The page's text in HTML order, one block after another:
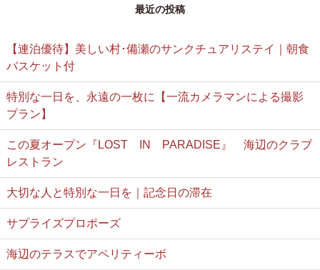
最近の投稿
【連泊優待】美しい村･備瀬のサンクチュアリステイ｜朝食
バスケット付
特別な一日を、永遠の一枚に【一流カメラマンによる撮影
プラン】
この夏オープン『LOST IN PARADISE』 海辺のクラブ
レストラン
大切な人と特別な一日を｜記念日の滞在
サプライズプロポーズ
海辺のテラスでアペリティーボ